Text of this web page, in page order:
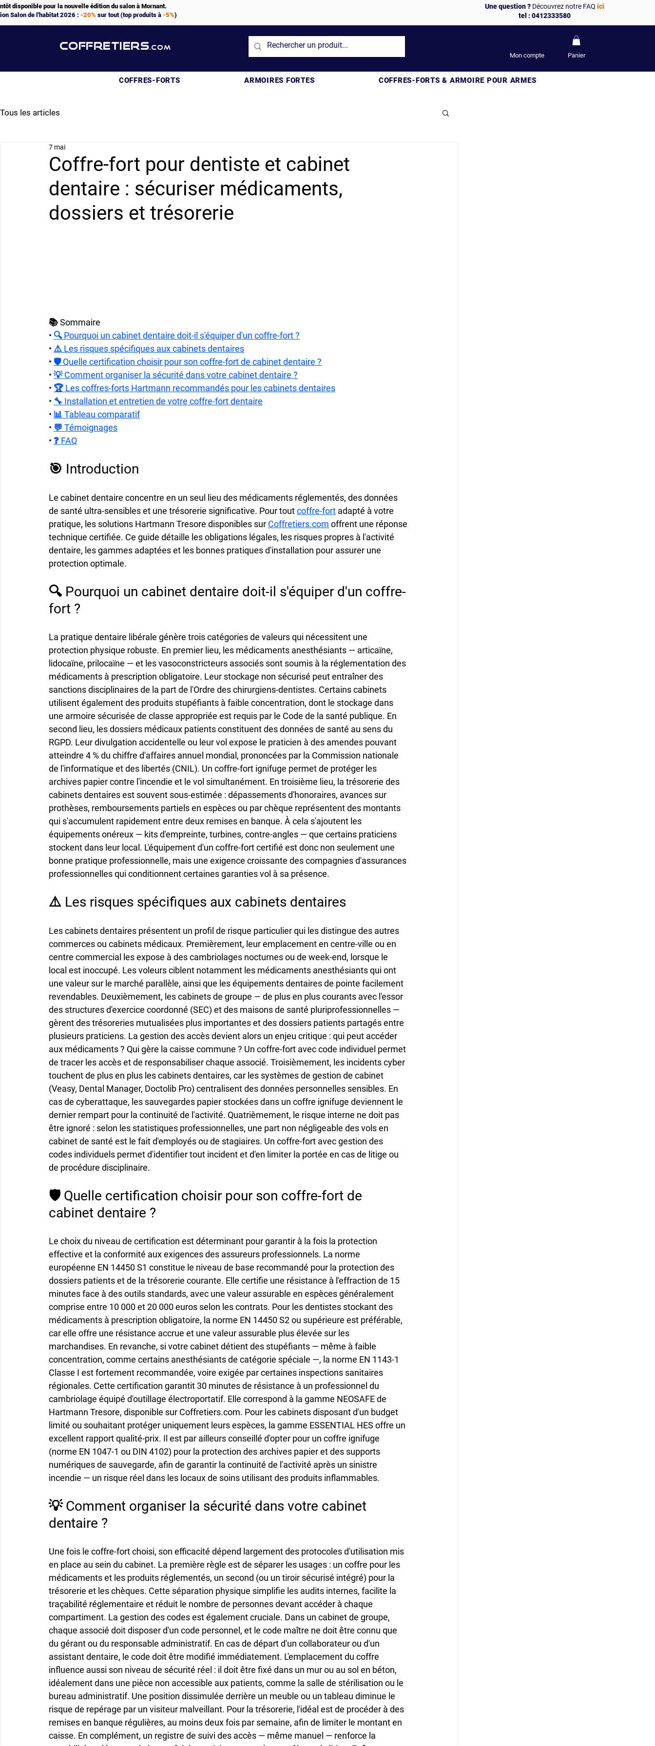
disponible pour la nouvelle édition du salon à Mornant.
Salon de l'habitat 2026 : -20% sur tout (top produits à -5%)
Une question ? Découvrez notre FAQici
tel : 0412333580
COFFRETIERS.COM
Mon compte Panier
COFFRES-FORTS ARMOIRES FORTES COFFRES-FORTS & ARMOIRE POUR ARMES
Tous les articles
Coffre-fort pour dentiste et cabinet
dentaire : sécuriser médicaments,
dossiers et trésorerie
7 mai
📚 Sommaire
• 🔍 Pourquoi un cabinet dentaire doit-il s'équiper d'un coffre-fort ?
• ⚠️ Les risques spécifiques aux cabinets dentaires
• 🛡️ Quelle certification choisir pour son coffre-fort de cabinet dentaire ?
• 💡 Comment organiser la sécurité dans votre cabinet dentaire ?
• 🏆 Les coffres-forts Hartmann recommandés pour les cabinets dentaires
• 🔧 Installation et entretien de votre coffre-fort dentaire
• 📊 Tableau comparatif
• 💬 Témoignages
• ❓ FAQ
🎯 Introduction
Le cabinet dentaire concentre en un seul lieu des médicaments réglementés, des données
de santé ultra-sensibles et une trésorerie significative. Pour tout coffre-fort adapté à votre
pratique, les solutions Hartmann Tresore disponibles sur Coffretiers.com offrent une réponse
technique certifiée. Ce guide détaille les obligations légales, les risques propres à l'activité
dentaire, les gammes adaptées et les bonnes pratiques d'installation pour assurer une
protection optimale.
🔍 Pourquoi un cabinet dentaire doit-il s'équiper d'un coffre-
fort ?
La pratique dentaire libérale génère trois catégories de valeurs qui nécessitent une
protection physique robuste. En premier lieu, les médicaments anesthésiants — articaïne,
lidocaïne, prilocaïne — et les vasoconstricteurs associés sont soumis à la réglementation des
médicaments à prescription obligatoire. Leur stockage non sécurisé peut entraîner des
sanctions disciplinaires de la part de l'Ordre des chirurgiens-dentistes. Certains cabinets
utilisent également des produits stupéfiants à faible concentration, dont le stockage dans
une armoire sécurisée de classe appropriée est requis par le Code de la santé publique. En
second lieu, les dossiers médicaux patients constituent des données de santé au sens du
RGPD. Leur divulgation accidentelle ou leur vol expose le praticien à des amendes pouvant
atteindre 4 % du chiffre d'affaires annuel mondial, prononcées par la Commission nationale
de l'informatique et des libertés (CNIL). Un coffre-fort ignifuge permet de protéger les
archives papier contre l'incendie et le vol simultanément. En troisième lieu, la trésorerie des
cabinets dentaires est souvent sous-estimée : dépassements d'honoraires, avances sur
prothèses, remboursements partiels en espèces ou par chèque représentent des montants
qui s'accumulent rapidement entre deux remises en banque. À cela s'ajoutent les
équipements onéreux — kits d'empreinte, turbines, contre-angles — que certains praticiens
stockent dans leur local. L'équipement d'un coffre-fort certifié est donc non seulement une
bonne pratique professionnelle, mais une exigence croissante des compagnies d'assurances
professionnelles qui conditionnent certaines garanties vol à sa présence.
⚠️ Les risques spécifiques aux cabinets dentaires
Les cabinets dentaires présentent un profil de risque particulier qui les distingue des autres
commerces ou cabinets médicaux. Premièrement, leur emplacement en centre-ville ou en
centre commercial les expose à des cambriolages nocturnes ou de week-end, lorsque le
local est inoccupé. Les voleurs ciblent notamment les médicaments anesthésiants qui ont
une valeur sur le marché parallèle, ainsi que les équipements dentaires de pointe facilement
revendables. Deuxièmement, les cabinets de groupe — de plus en plus courants avec l'essor
des structures d'exercice coordonné (SEC) et des maisons de santé pluriprofessionnelles —
gèrent des trésoreries mutualisées plus importantes et des dossiers patients partagés entre
plusieurs praticiens. La gestion des accès devient alors un enjeu critique : qui peut accéder
aux médicaments ? Qui gère la caisse commune ? Un coffre-fort avec code individuel permet
de tracer les accès et de responsabiliser chaque associé. Troisièmement, les incidents cyber
touchent de plus en plus les cabinets dentaires, car les systèmes de gestion de cabinet
(Veasy, Dental Manager, Doctolib Pro) centralisent des données personnelles sensibles. En
cas de cyberattaque, les sauvegardes papier stockées dans un coffre ignifuge deviennent le
dernier rempart pour la continuité de l'activité. Quatrièmement, le risque interne ne doit pas
être ignoré : selon les statistiques professionnelles, une part non négligeable des vols en
cabinet de santé est le fait d'employés ou de stagiaires. Un coffre-fort avec gestion des
codes individuels permet d'identifier tout incident et d'en limiter la portée en cas de litige ou
de procédure disciplinaire.
🛡️ Quelle certification choisir pour son coffre-fort de
cabinet dentaire ?
Le choix du niveau de certification est déterminant pour garantir à la fois la protection
effective et la conformité aux exigences des assureurs professionnels. La norme
européenne EN 14450 S1 constitue le niveau de base recommandé pour la protection des
dossiers patients et de la trésorerie courante. Elle certifie une résistance à l'effraction de 15
minutes face à des outils standards, avec une valeur assurable en espèces généralement
comprise entre 10 000 et 20 000 euros selon les contrats. Pour les dentistes stockant des
médicaments à prescription obligatoire, la norme EN 14450 S2 ou supérieure est préférable,
car elle offre une résistance accrue et une valeur assurable plus élevée sur les
marchandises. En revanche, si votre cabinet détient des stupéfiants — même à faible
concentration, comme certains anesthésiants de catégorie spéciale —, la norme EN 1143-1
Classe I est fortement recommandée, voire exigée par certaines inspections sanitaires
régionales. Cette certification garantit 30 minutes de résistance à un professionnel du
cambriolage équipé d'outillage électroportatif. Elle correspond à la gamme NEOSAFE de
Hartmann Tresore, disponible sur Coffretiers.com. Pour les cabinets disposant d'un budget
limité ou souhaitant protéger uniquement leurs espèces, la gamme ESSENTIAL HES offre un
excellent rapport qualité-prix. Il est par ailleurs conseillé d'opter pour un coffre ignifuge
(norme EN 1047-1 ou DIN 4102) pour la protection des archives papier et des supports
numériques de sauvegarde, afin de garantir la continuité de l'activité après un sinistre
incendie — un risque réel dans les locaux de soins utilisant des produits inflammables.
💡 Comment organiser la sécurité dans votre cabinet
dentaire ?
Une fois le coffre-fort choisi, son efficacité dépend largement des protocoles d'utilisation mis
en place au sein du cabinet. La première règle est de séparer les usages : un coffre pour les
médicaments et les produits réglementés, un second (ou un tiroir sécurisé intégré) pour la
trésorerie et les chèques. Cette séparation physique simplifie les audits internes, facilite la
traçabilité réglementaire et réduit le nombre de personnes devant accéder à chaque
compartiment. La gestion des codes est également cruciale. Dans un cabinet de groupe,
chaque associé doit disposer d'un code personnel, et le code maître ne doit être connu que
du gérant ou du responsable administratif. En cas de départ d'un collaborateur ou d'un
assistant dentaire, le code doit être modifié immédiatement. L'emplacement du coffre
influence aussi son niveau de sécurité réel : il doit être fixé dans un mur ou au sol en béton,
idéalement dans une pièce non accessible aux patients, comme la salle de stérilisation ou le
bureau administratif. Une position dissimulée derrière un meuble ou un tableau diminue le
risque de repérage par un visiteur malveillant. Pour la trésorerie, l'idéal est de procéder à des
remises en banque régulières, au moins deux fois par semaine, afin de limiter le montant en
caisse. En complément, un registre de suivi des accès — même manuel — renforce la